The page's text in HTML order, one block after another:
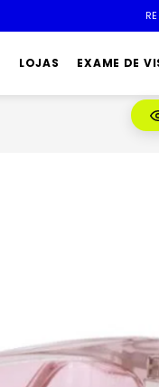
LOJAS EXAME DE